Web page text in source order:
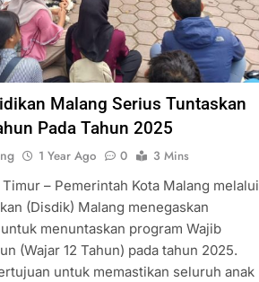
Malang Serius Tuntaskan
Pada Tahun 2025
1 Year Ago 0
3 Mins
– Pemerintah Kota Malang melalui
(Disdik) Malang menegaskan
menuntaskan program Wajib
(Wajar 12 Tahun) pada tahun 2025.
untuk memastikan seluruh anak